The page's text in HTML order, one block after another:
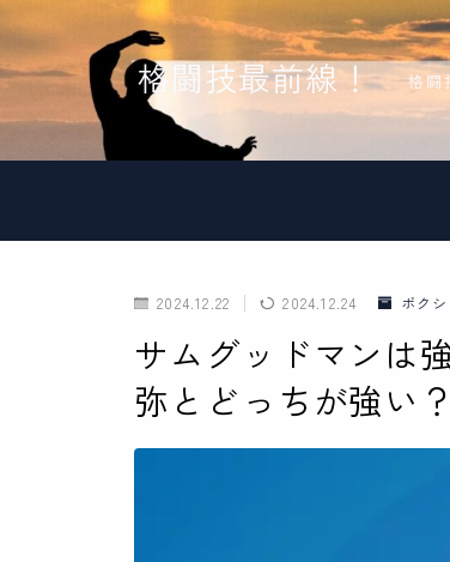
格闘技最前線！ 格闘
2024.12.22 2024.12.24 ボク
サムグッドマンは
弥とどっちが強い？